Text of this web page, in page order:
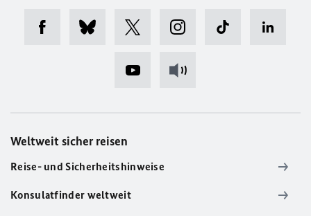
Weltweit sicher reisen
Reise- und Sicherheitshinweise
Konsulatfinder weltweit